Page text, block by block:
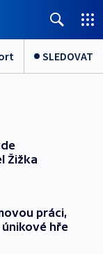
SLEDOVAT
Žižka
práci,
hře